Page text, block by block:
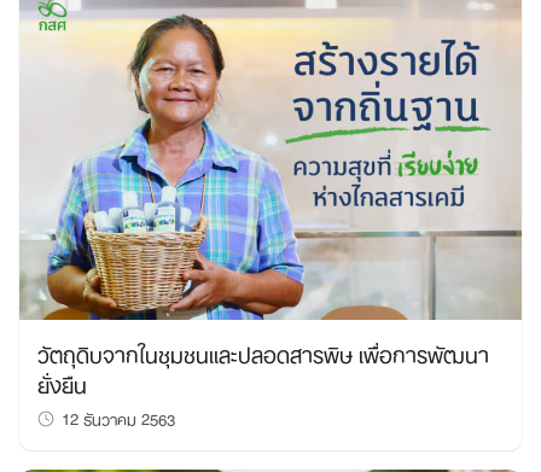
วัตถุดิบจากในชุมชนและปลอดสารพิษ เพื่อการพัฒนา
ยั่งยืน
12 ธันวาคม 2563